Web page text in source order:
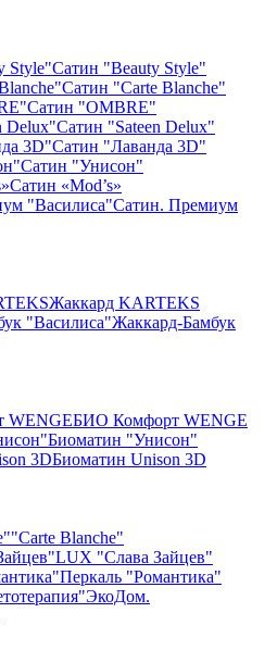
Сатин "Beauty Style"
Сатин "Carte Blanche"
Сатин "OMBRE"
Сатин "Sateen Delux"
Сатин "Лаванда 3D"
Сатин "Унисон"
Сатин «Mod’s»
Сатин. Премиум
Жаккард KARTEKS
Жаккард-Бамбук
БИО Комфорт WENGE
Биоматин "Унисон"
Биоматин Unison 3D
"Carte Blanche"
LUX "Слава Зайцев"
Перкаль "Романтика"
ЭкоДом.